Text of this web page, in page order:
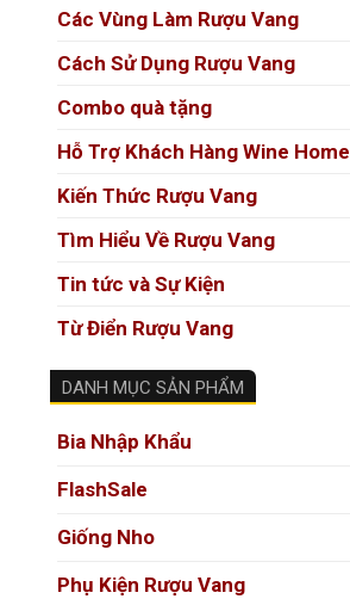
Các Vùng Làm Rượu Vang
Cách Sử Dụng Rượu Vang
Combo quà tặng
Hỗ Trợ Khách Hàng Wine Home
Kiến Thức Rượu Vang
Tìm Hiểu Về Rượu Vang
Tin tức và Sự Kiện
Từ Điển Rượu Vang
DANH MỤC SẢN PHẨM
Bia Nhập Khẩu
FlashSale
Giống Nho
Phụ Kiện Rượu Vang